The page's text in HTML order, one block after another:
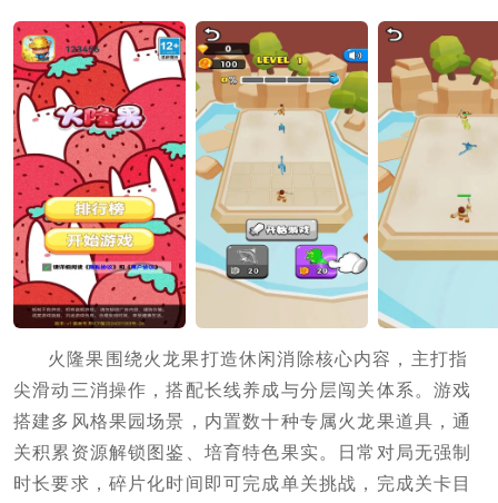
火隆果围绕火龙果打造休闲消除核心内容，主打指
尖滑动三消操作，搭配长线养成与分层闯关体系。游戏
搭建多风格果园场景，内置数十种专属火龙果道具，通
关积累资源解锁图鉴、培育特色果实。日常对局无强制
时长要求，碎片化时间即可完成单关挑战，完成关卡目